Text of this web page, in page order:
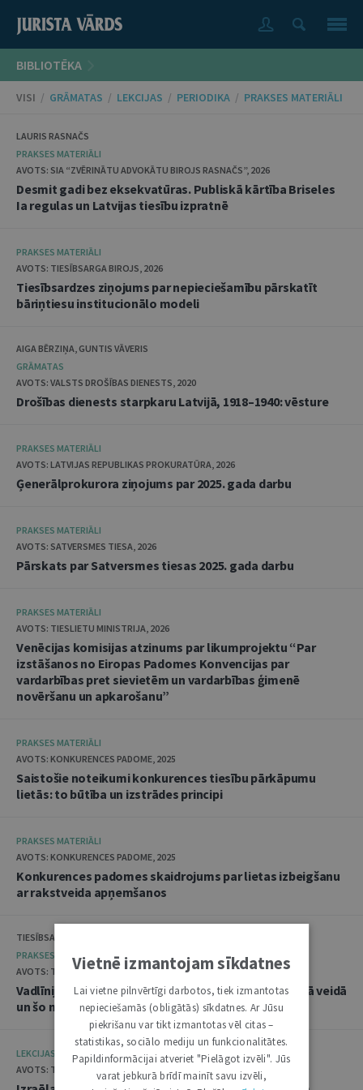
BIBLIOTĒKA
VISI / GRĀMATAS / LEKCIJAS / PERIODIKA / PRAKSES MATERIĀLI
LAURIS RASNAČS
PRAKSES MATERIĀLI
AVOTS: SIA “ZVĒRINĀTU ADVOKĀTU BIROJS RASNAČS”, 2026
Desmit gadi bez eksekvatūras. Publiskā kārtība Briseles
Ia regulas un Latvijas tiesību izpratnē
PRAKSES MATERIĀLI
AVOTS: TIESĪBSARGA BIROJS, 2026
Tiesībsardzes ziņojums par nepieciešamību pārskatīt
bāriņtiesu institucionālo modeli
AIGA BĒRZIŅA, GUNTIS VĀVERIS
GRĀMATAS
AVOTS: VALSTS DROŠĪBAS DIENESTS, 2020
Drošības dienests starpkaru Latvijā, 1918–1940: vēsture
PRAKSES MATERIĀLI
AVOTS: LATVIJAS REPUBLIKAS PROKURATŪRA, 2026
Ģenerālprokurora ziņojums par 2025. gada darbu
PRAKSES MATERIĀLI
AVOTS: SATVERSMES TIESA, 2026
Pārskats par Satversmes tiesas 2025. gada darbu
PRAKSES MATERIĀLI
AVOTS: TIESLIETU MINISTRIJA, 2026
Venēcijas komisijas atzinums par likumprojektu “Par
izstāšanos no Eiropas Padomes Konvencijas par
vardarbības pret sievietēm un vardarbības ģimenē
novēršanu un apkarošanu”
PRAKSES MATERIĀLI
AVOTS: KONKURENCES PADOME, 2025
Saistošie noteikumi konkurences tiesību pārkāpumu
lietās: to būtība un izstrādes principi
PRAKSES MATERIĀLI
AVOTS: KONKURENCES PADOME, 2025
Konkurences padomes skaidrojums par lietas izbeigšanu
ar rakstveida apņemšanos
TIESĪBSARGA BIROJS, DATU VALSTS INSPEKCIJA
PRAKSES MATERIĀLI
AVOTS: TIESĪBSARGA BIROJS, 2025
Vadlīnijas "Amatpersonu datu apstrāde audiovizuālā veidā
un šo materiālu publicēšana"
LEKCIJAS
AVOTS: TIESLIETU AKADĒMIJA, 2025
Vietnē izmantojam sīkdatnes
Lai vietne pilnvērtīgi darbotos, tiek izmantotas
nepieciešamās (obligātās) sīkdatnes. Ar Jūsu
piekrišanu var tikt izmantotas vēl citas –
statistikas, sociālo mediju un funkcionalitātes.
Papildinformācijai atveriet "Pielāgot izvēli". Jūs
varat jebkurā brīdī mainīt savu izvēli,